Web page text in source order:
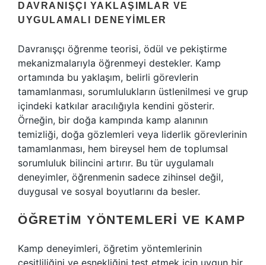
DAVRANIŞÇI YAKLAŞIMLAR VE
UYGULAMALI DENEYIMLER
Davranışçı öğrenme teorisi, ödül ve pekiştirme
mekanizmalarıyla öğrenmeyi destekler. Kamp
ortamında bu yaklaşım, belirli görevlerin
tamamlanması, sorumlulukların üstlenilmesi ve grup
içindeki katkılar aracılığıyla kendini gösterir.
Örneğin, bir doğa kampında kamp alanının
temizliği, doğa gözlemleri veya liderlik görevlerinin
tamamlanması, hem bireysel hem de toplumsal
sorumluluk bilincini artırır. Bu tür uygulamalı
deneyimler, öğrenmenin sadece zihinsel değil,
duygusal ve sosyal boyutlarını da besler.
ÖĞRETIM YÖNTEMLERI VE KAMP
Kamp deneyimleri, öğretim yöntemlerinin
çeşitliliğini ve esnekliğini test etmek için uygun bir